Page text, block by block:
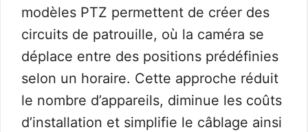
modèles PTZ permettent de créer des
circuits de patrouille, où la caméra se
déplace entre des positions prédéfinies
selon un horaire. Cette approche réduit
le nombre d’appareils, diminue les coûts
d’installation et simplifie le câblage ainsi